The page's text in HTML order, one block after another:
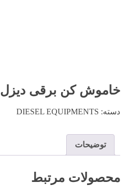
خاموش کن برقی دیزل 12/24 ولت
دسته: DIESEL EQUIPMENTS
توضیحات
محصولات مرتبط